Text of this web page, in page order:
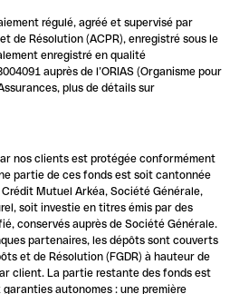
régulé, agréé et supervisé par
de Résolution (ACPR), enregistré sous le
enregistré en qualité
auprès de l’ORIAS (Organisme pour
plus de détails sur
nos clients est protégée conformément
partie de ces fonds est soit cantonnée
Mutuel Arkéa, Société Générale,
soit investie en titres émis par des
conservés auprès de Société Générale.
partenaires, les dépôts sont couverts
et de Résolution (FGDR) à hauteur de
client. La partie restante des fonds est
autonomes : une première